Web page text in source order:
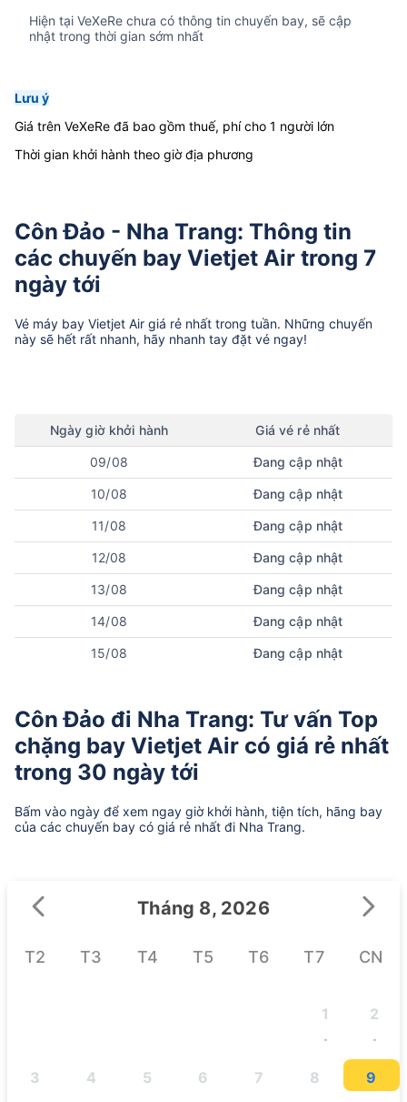
Hiện tại VeXeRe chưa có thông tin chuyến bay, sẽ cập
nhật trong thời gian sớm nhất
Lưu ý
Giá trên VeXeRe đã bao gồm thuế, phí cho 1 người lớn
Thời gian khởi hành theo giờ địa phương
Côn Đảo - Nha Trang: Thông tin
các chuyến bay Vietjet Air trong 7
ngày tới
Vé máy bay Vietjet Air giá rẻ nhất trong tuần. Những chuyến
này sẽ hết rất nhanh, hãy nhanh tay đặt vé ngay!
Ngày giờ khởi hành Giá vé rẻ nhất
09/08 Đang cập nhật
10/08 Đang cập nhật
11/08 Đang cập nhật
12/08 Đang cập nhật
13/08 Đang cập nhật
14/08 Đang cập nhật
15/08 Đang cập nhật
Côn Đảo đi Nha Trang: Tư vấn Top
chặng bay Vietjet Air có giá rẻ nhất
trong 30 ngày tới
Bấm vào ngày để xem ngay giờ khởi hành, tiện tích, hãng bay
của các chuyến bay có giá rẻ nhất đi Nha Trang.
Tháng 8, 2026
T2 T3 T4 T5 T6 T7 CN
1
-
2
-
3 4 5 6 7 8 9